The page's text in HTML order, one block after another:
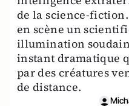
de la science-
en scène un
illumination
instant dramatique
par des créatures
de distance.